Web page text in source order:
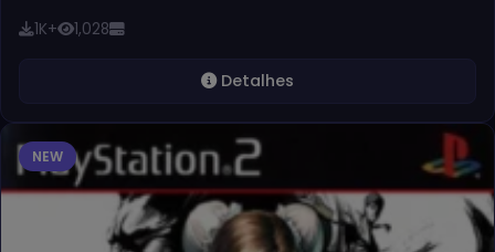
1K+ 1,028
Detalhes
NEW